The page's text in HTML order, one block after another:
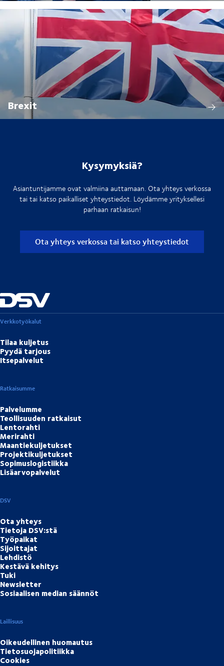
Brexit
Kysymyksiä?
Asiantuntijamme ovat valmiina auttamaan. Ota yhteys verkossa
tai tai katso paikalliset yhteystiedot. Löydämme yrityksellesi
parhaan ratkaisun!
Ota yhteys verkossa tai katso yhteystiedot
Verkkotyökalut
Tilaa kuljetus
Pyydä tarjous
Itsepalvelut
Ratkaisumme
Palvelumme
Teollisuuden ratkaisut
Lentorahti
Merirahti
Maantiekuljetukset
Projektikuljetukset
Sopimuslogistiikka
Lisäarvopalvelut
DSV
Ota yhteys
Tietoja DSV:stä
Työpaikat
Sijoittajat
Lehdistö
Kestävä kehitys
Tuki
Newsletter
Sosiaalisen median säännöt
Laillisuus
Oikeudellinen huomautus
Tietosuojapolitiikka
Cookies